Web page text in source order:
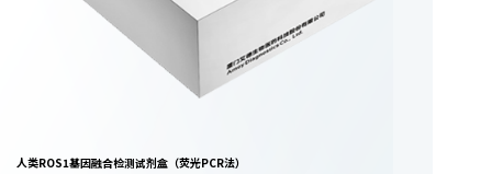
人类ROS1基因融合检测试剂盒（荧光PCR法）